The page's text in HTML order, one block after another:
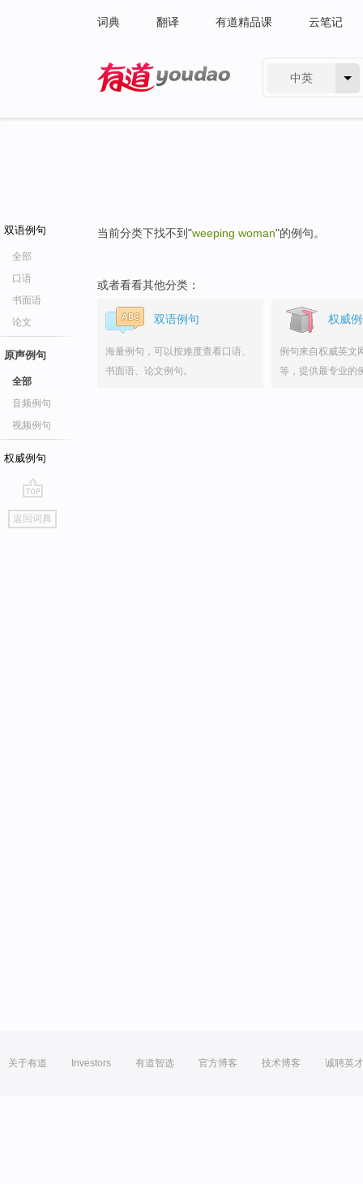
词典 翻译 有道精品课 云笔记
中英
双语例句
全部
口语
书面语
论文
原声例句
全部
音频例句
视频例句
权威例句
go
top
返回词典
当前分类下找不到"weeping woman"的例句。
或者看看其他分类：
双语例句
海量例句，可以按难度查看口语、
书面语、论文例句。
权威
例句来自权威英文
等，提供最专业的
关于有道 Investors 有道智选 官方博客 技术博客 诚聘英才